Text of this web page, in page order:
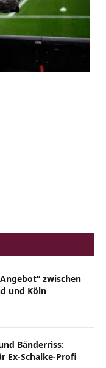
zwischen
und Köln
Bänderriss:
Ex-Schalke-Profi